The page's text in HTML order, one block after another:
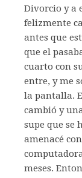
Divorcio y a
felizmente
antes que
que el
cuarto con
entre, y me
la pantalla.
cambió y
supe que se
amenacé
meses.